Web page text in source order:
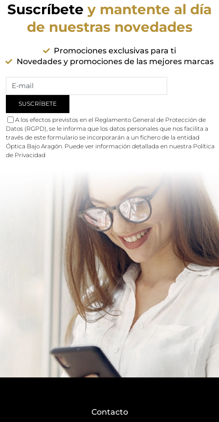
Suscríbete y mantente al día
de nuestras novedades
Promociones exclusivas para ti
Novedades y promociones de las mejores marcas
A los efectos previstos en el Reglamento General de Protección de
Datos (RGPD), se le informa que los datos personales que nos facilita a
través de este formulario se incorporarán a un fichero de la entidad
Óptica Bajo Aragón. Puede ver información detallada en nuestra Política
de Privacidad
Contacto